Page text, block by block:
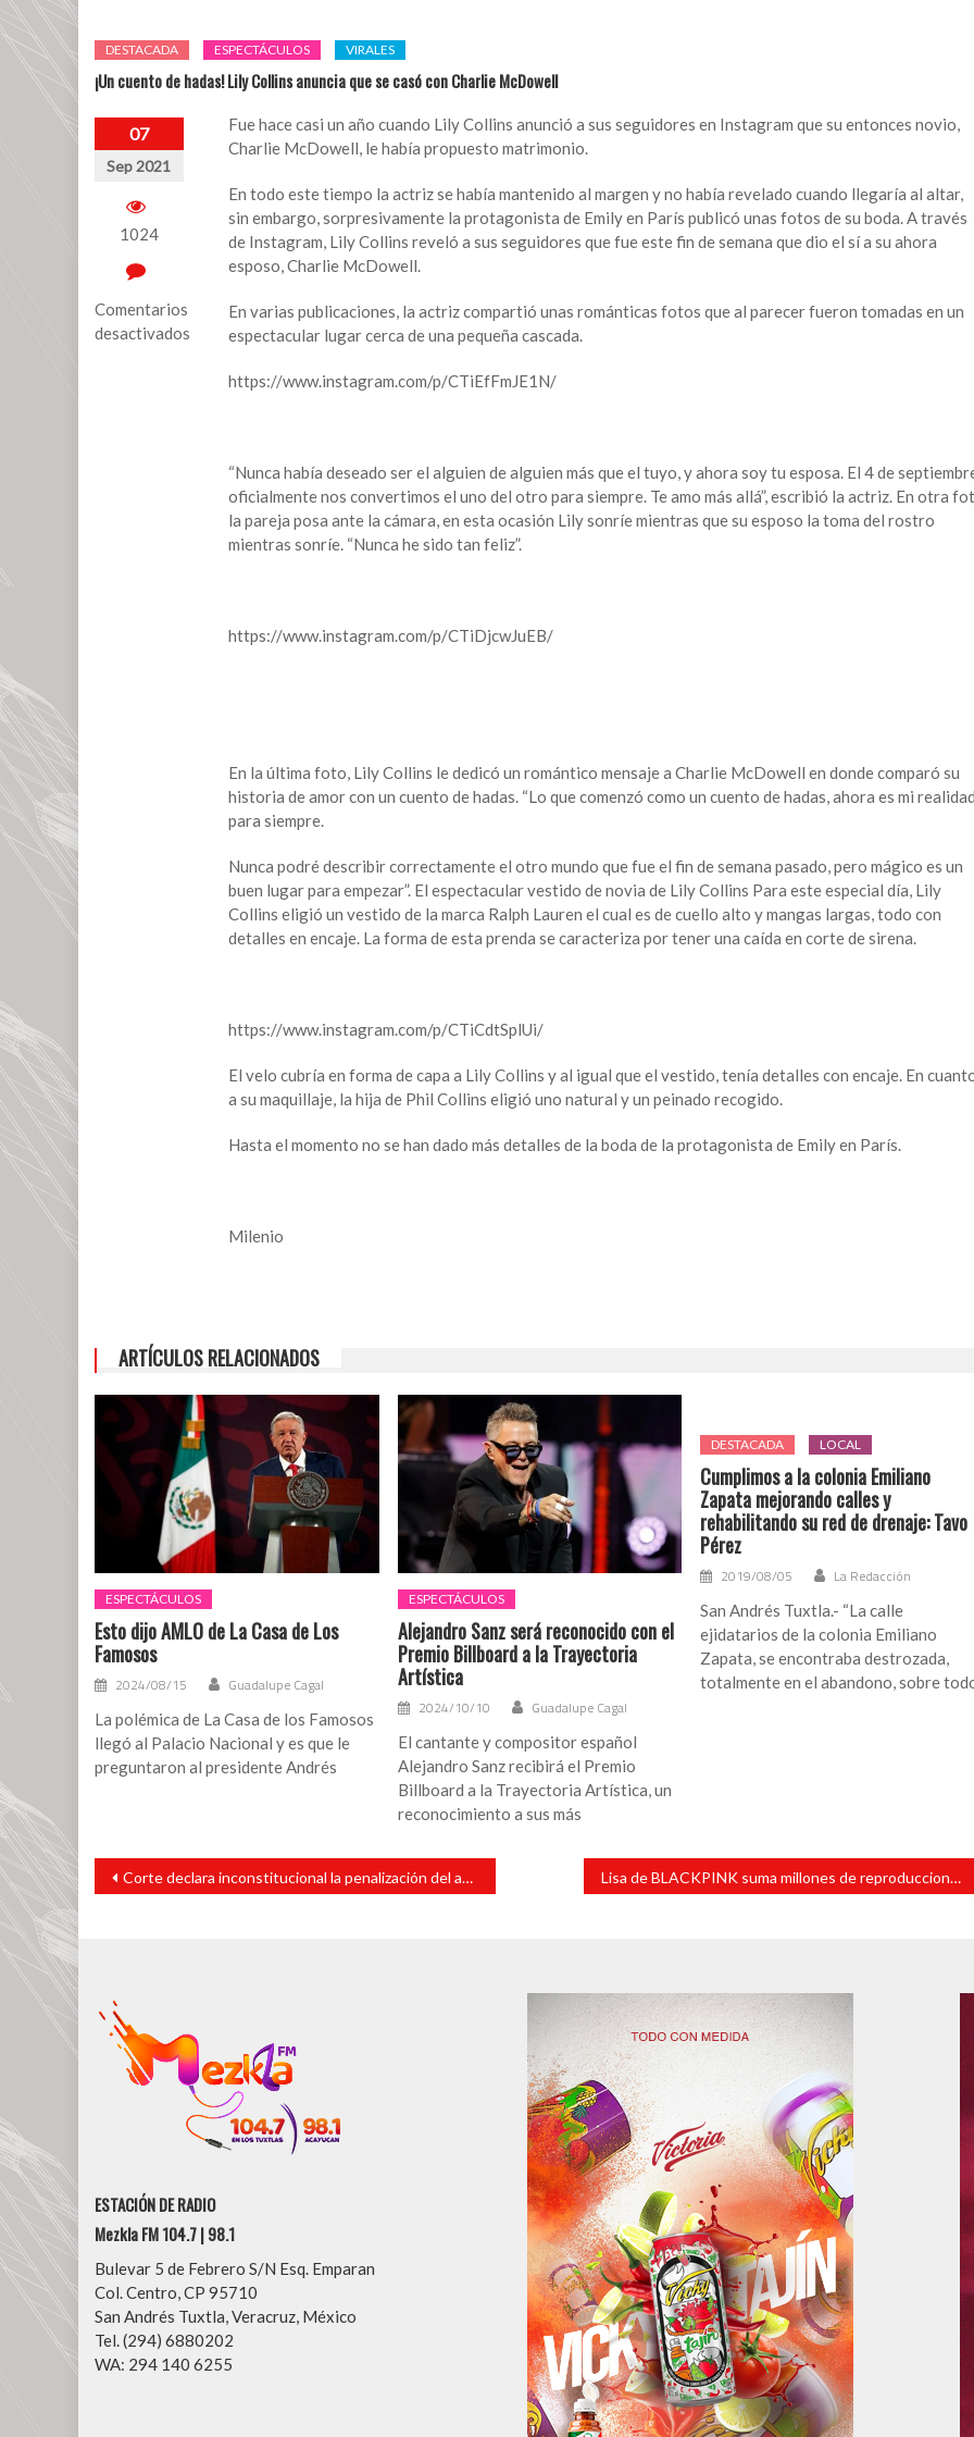
DESTACADA ESPECTÁCULOS VIRALES
¡Un cuento de hadas! Lily Collins anuncia que se casó con Charlie McDowell
07
Sep 2021
1024
Comentarios
desactivados
Fue hace casi un año cuando Lily Collins anunció a sus seguidores en Instagram que su entonces novio,
Charlie McDowell, le había propuesto matrimonio.
En todo este tiempo la actriz se había mantenido al margen y no había revelado cuando llegaría al altar,
sin embargo, sorpresivamente la protagonista de Emily en París publicó unas fotos de su boda. A través
de Instagram, Lily Collins reveló a sus seguidores que fue este fin de semana que dio el sí a su ahora
esposo, Charlie McDowell.
En varias publicaciones, la actriz compartió unas románticas fotos que al parecer fueron tomadas en un
espectacular lugar cerca de una pequeña cascada.
https://www.instagram.com/p/CTiEfFmJE1N/
“Nunca había deseado ser el alguien de alguien más que el tuyo, y ahora soy tu esposa. El 4 de
oficialmente nos convertimos el uno del otro para siempre. Te amo más allá”, escribió la actriz. En otra
la pareja posa ante la cámara, en esta ocasión Lily sonríe mientras que su esposo la toma del rostro
mientras sonríe. “Nunca he sido tan feliz”.
https://www.instagram.com/p/CTiDjcwJuEB/
En la última foto, Lily Collins le dedicó un romántico mensaje a Charlie McDowell en donde comparó su
historia de amor con un cuento de hadas. “Lo que comenzó como un cuento de hadas, ahora es mi
para siempre.
Nunca podré describir correctamente el otro mundo que fue el fin de semana pasado, pero mágico es un
buen lugar para empezar”. El espectacular vestido de novia de Lily Collins Para este especial día, Lily
Collins eligió un vestido de la marca Ralph Lauren el cual es de cuello alto y mangas largas, todo con
detalles en encaje. La forma de esta prenda se caracteriza por tener una caída en corte de sirena.
https://www.instagram.com/p/CTiCdtSplUi/
El velo cubría en forma de capa a Lily Collins y al igual que el vestido, tenía detalles con encaje. En
a su maquillaje, la hija de Phil Collins eligió uno natural y un peinado recogido.
Hasta el momento no se han dado más detalles de la boda de la protagonista de Emily en París.
Milenio
ARTÍCULOS RELACIONADOS
ESPECTÁCULOS
Esto dijo AMLO de La Casa de Los
Famosos
2024/08/15 Guadalupe Cagal
La polémica de La Casa de los Famosos
llegó al Palacio Nacional y es que le
preguntaron al presidente Andrés
ESPECTÁCULOS
Alejandro Sanz será reconocido con el
Premio Billboard a la Trayectoria
Artística
2024/10/10 Guadalupe Cagal
El cantante y compositor español
Alejandro Sanz recibirá el Premio
Billboard a la Trayectoria Artística, un
reconocimiento a sus más
DESTACADA LOCAL
Cumplimos a la colonia Emiliano
Zapata mejorando calles y
rehabilitando su red de drenaje: Tavo
Pérez
2019/08/05 La Redacción
San Andrés Tuxtla.- “La calle
ejidatarios de la colonia Emiliano
Zapata, se encontraba destrozada,
totalmente en el abandono, sobre
Navegación
entradas
Corte declara inconstitucional la penalización del aborto en México Lisa de BLACKPINK suma millones de reproducciones ¡Con un teaser!
ESTACIÓN DE RADIO
Mezkla FM 104.7 | 98.1
Bulevar 5 de Febrero S/N Esq. Emparan
Col. Centro, CP 95710
San Andrés Tuxtla, Veracruz, México
Tel. (294) 6880202
WA: 294 140 6255